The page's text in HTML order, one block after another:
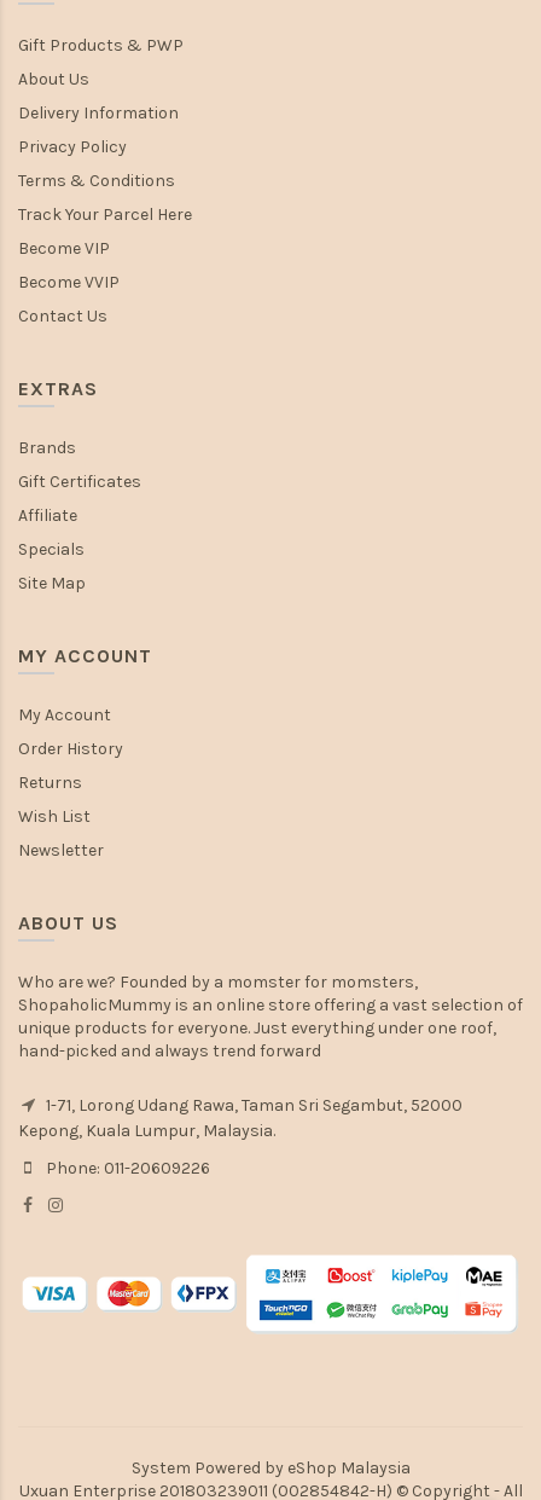
Gift Products & PWP
About Us
Delivery Information
Privacy Policy
Terms & Conditions
Track Your Parcel Here
Become VIP
Become VVIP
Contact Us
EXTRAS
Brands
Gift Certificates
Affiliate
Specials
Site Map
MY ACCOUNT
My Account
Order History
Returns
Wish List
Newsletter
ABOUT US
Who are we? Founded by a momster for momsters,
ShopaholicMummy is an online store offering a vast selection of
unique products for everyone. Just everything under one roof,
hand-picked and always trend forward
1-71, Lorong Udang Rawa, Taman Sri Segambut, 52000
Kepong, Kuala Lumpur, Malaysia.
Phone: 011-20609226
System Powered by eShop Malaysia
Uxuan Enterprise 201803239011 (002854842-H) © Copyright - All